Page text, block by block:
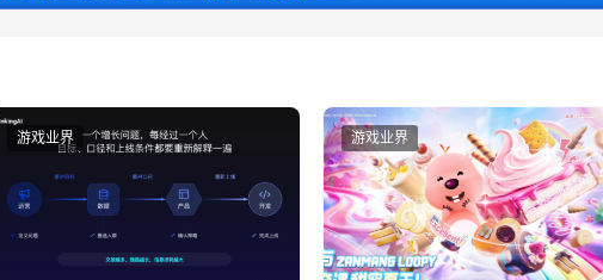
游戏业界 游戏业界